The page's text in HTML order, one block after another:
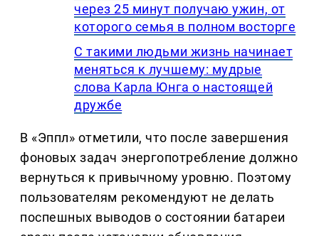
через 25 минут получаю ужин, от
которого семья в полном восторге
С такими людьми жизнь начинает
меняться к лучшему: мудрые
слова Карла Юнга о настоящей
дружбе
В «Эппл» отметили, что после завершения
фоновых задач энергопотребление должно
вернуться к привычному уровню. Поэтому
пользователям рекомендуют не делать
поспешных выводов о состоянии батареи